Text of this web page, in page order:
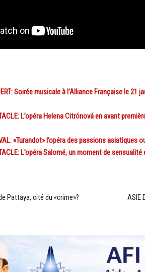
Soirée musicale à l’Alliance Française le
L’opéra Helena Citrónová en avant
«Turandot» l’opéra des passions asiatiques
L’opéra Salomé, un moment de
Pattaya, cité du «crime»?
ASIE